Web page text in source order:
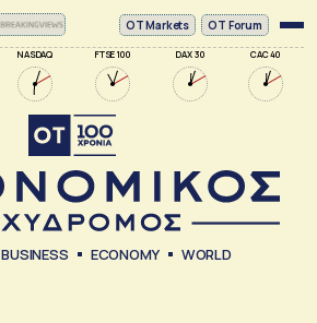
NASDAQ FTSE 100 DAX 30 CAC 40
ΟΤ Markets OT Forum
BUSINESS ECONOMY WORLD